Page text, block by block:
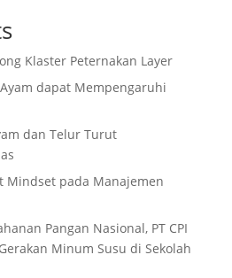
Klaster Peternakan Layer
dapat Mempengaruhi
dan Telur Turut
Mindset pada Manajemen
Pangan Nasional, PT CPI
Minum Susu di Sekolah